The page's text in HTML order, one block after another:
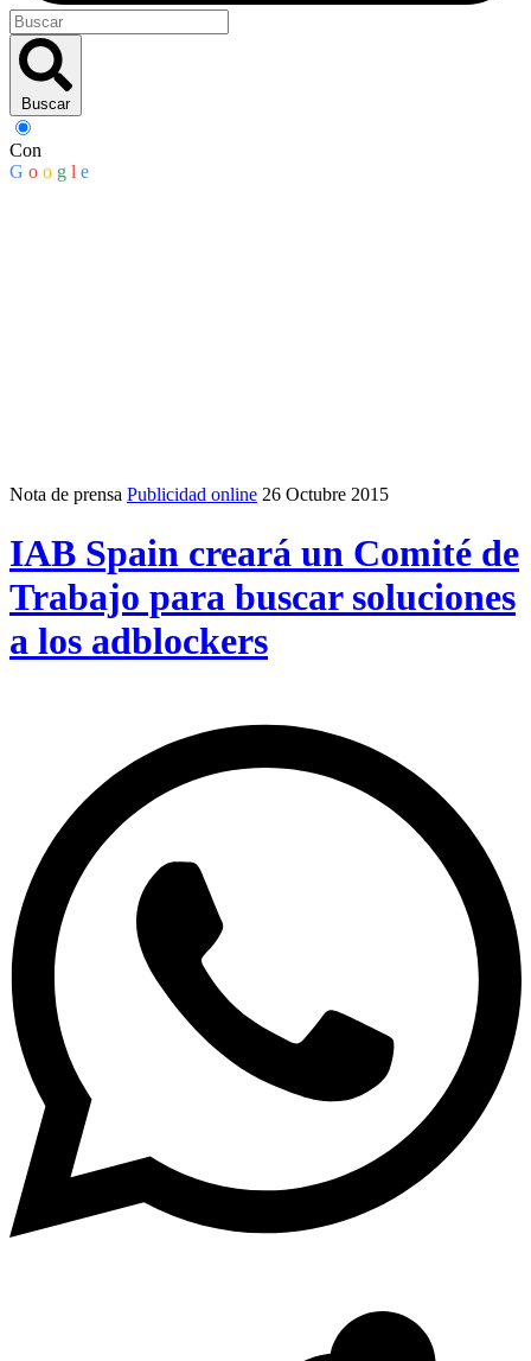
Buscar
Con
G o o g l e
Nota de prensa Publicidad online 26 Octubre 2015
IAB Spain creará un Comité de
Trabajo para buscar soluciones
a los adblockers